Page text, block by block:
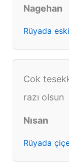
Nagehan
Rüyada
Cok
razı olsun
Nısan
Rüyada